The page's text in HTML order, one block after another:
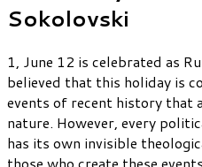
Sokolovski
1, June 12 is celebrated as
believed that this holiday is
events of recent history that
nature. However, every
has its own invisible